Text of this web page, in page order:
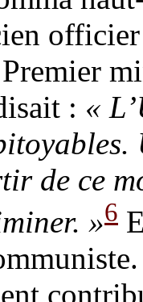
: «
de ce
»6